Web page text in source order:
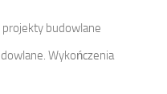
projekty budowlane
Wykończenia